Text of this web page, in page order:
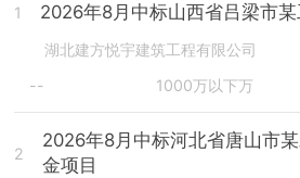
1 2026年8月中标山西省吕梁市
湖北建方悦宇建筑工程有限公司
--
1000万以下万
2
2026年8月中标河北省唐山市
金项目